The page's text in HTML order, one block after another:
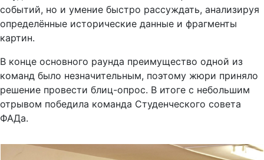
событий, но и умение быстро рассуждать, анализируя
определённые исторические данные и фрагменты
картин.
В конце основного раунда преимущество одной из
команд было незначительным, поэтому жюри приняло
решение провести блиц-опрос. В итоге с небольшим
отрывом победила команда Студенческого совета
ФАДа.